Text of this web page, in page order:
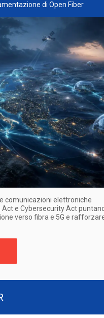
di Open Fiber
comunicazioni elettroniche
e Cybersecurity Act
verso fibra e 5G e